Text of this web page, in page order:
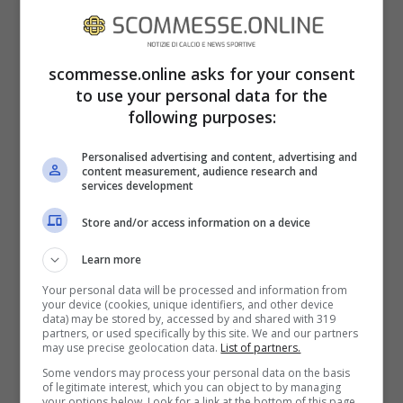
Roma, il presidente della Lega Pro
Francesco Ghirelliha detto la sua su
questo tema molto complesso che
potrebbe condizionare il resto del
campionato. Alla domanda sull’attuale crisi
energetica ha risposto che sarà di lungo
periodo e cambierà lo stile di vita di chi
lavora nell’ambiente calcio.
lungo periodo. Io credo che volenti o
scommesse.online asks for your consent
to use your personal data for the
following purposes:
Personalised advertising and content, advertising and
content measurement, audience research and
services development
Store and/or access information on a device
Learn more
Your personal data will be processed and information from
your device (cookies, unique identifiers, and other device
data) may be stored by, accessed by and shared with 319
partners, or used specifically by this site. We and our partners
may use precise geolocation data. List of partners.
Some vendors may process your personal data on the basis
of legitimate interest, which you can object to by managing